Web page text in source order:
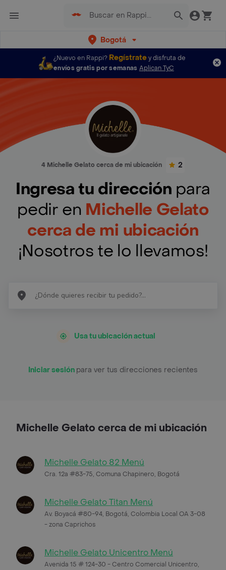
Bogotá
¿Nuevo en Rappi? Regístratey disfruta de
envíos gratis por semanas Aplican TyC
4 Michelle Gelato cerca de mi ubicación 2
Ingresa tu dirección para
pedir en Michelle Gelato
cerca de mi ubicación
¡Nosotros te lo llevamos!
Usa tu ubicación actual
Iniciar sesión para ver tus direcciones recientes
Michelle Gelato cerca de mi ubicación
Michelle Gelato 82 Menú
Cra. 12a #83-75, Comuna Chapinero, Bogotá
Michelle Gelato Titan Menú
Av. Boyacá #80-94, Bogotá, Colombia Local OA 3-08
- zona Caprichos
Michelle Gelato Unicentro Menú
Avenida 15 # 124-30 - Centro Comercial Unicentro,